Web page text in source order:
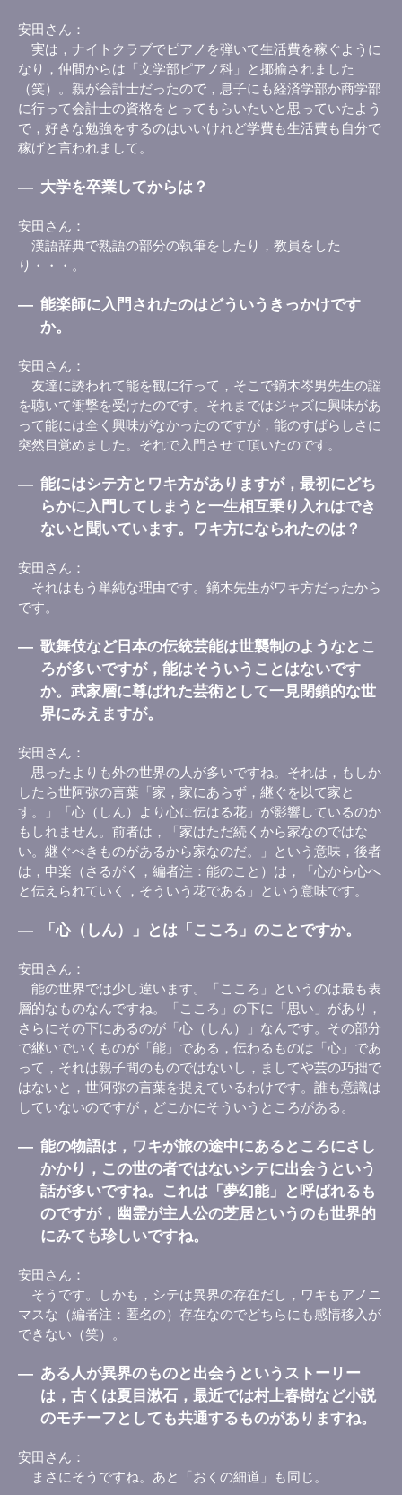
安田さん
実は，ナイトクラブでピアノを弾いて生活費を稼ぐように
なり，仲間からは「文学部ピアノ科」と揶揄されました
（笑）。親が会計士だったので，息子にも経済学部か商学部
に行って会計士の資格をとってもらいたいと思っていたよう
で，好きな勉強をするのはいいけれど学費も生活費も自分で
稼げと言われまして。
― 大学を卒業してからは？
安田さん
漢語辞典で熟語の部分の執筆をしたり，教員をした
り・・・。
― 能楽師に入門されたのはどういうきっかけです
か。
安田さん
友達に誘われて能を観に行って，そこで鏑木岑男先生の謡
を聴いて衝撃を受けたのです。それまではジャズに興味があ
って能には全く興味がなかったのですが，能のすばらしさに
突然目覚めました。それで入門させて頂いたのです。
― 能にはシテ方とワキ方がありますが，最初にどち
らかに入門してしまうと一生相互乗り入れはでき
ないと聞いています。ワキ方になられたのは？
安田さん
それはもう単純な理由です。鏑木先生がワキ方だったから
です。
― 歌舞伎など日本の伝統芸能は世襲制のようなとこ
ろが多いですが，能はそういうことはないです
か。武家層に尊ばれた芸術として一見閉鎖的な世
界にみえますが。
安田さん
思ったよりも外の世界の人が多いですね。それは，もしか
したら世阿弥の言葉「家，家にあらず，継ぐを以て家と
す。」「心（しん）より心に伝はる花」が影響しているのか
もしれません。前者は，「家はただ続くから家なのではな
い。継ぐべきものがあるから家なのだ。」という意味，後者
は，申楽（さるがく，編者注：能のこと）は，「心から心へ
と伝えられていく，そういう花である」という意味です。
― 「心（しん）」とは「こころ」のことですか。
安田さん
能の世界では少し違います。「こころ」というのは最も表
層的なものなんですね。「こころ」の下に「思い」があり，
さらにその下にあるのが「心（しん）」なんです。その部分
で継いでいくものが「能」である，伝わるものは「心」であ
って，それは親子間のものではないし，ましてや芸の巧拙で
はないと，世阿弥の言葉を捉えているわけです。誰も意識は
していないのですが，どこかにそういうところがある。
― 能の物語は，ワキが旅の途中にあるところにさし
かかり，この世の者ではないシテに出会うという
話が多いですね。これは「夢幻能」と呼ばれるも
のですが，幽霊が主人公の芝居というのも世界的
にみても珍しいですね。
安田さん
そうです。しかも，シテは異界の存在だし，ワキもアノニ
マスな（編者注：匿名の）存在なのでどちらにも感情移入が
できない（笑）。
― ある人が異界のものと出会うというストーリー
は，古くは夏目漱石，最近では村上春樹など小説
のモチーフとしても共通するものがありますね。
安田さん
まさにそうですね。あと「おくの細道」も同じ。